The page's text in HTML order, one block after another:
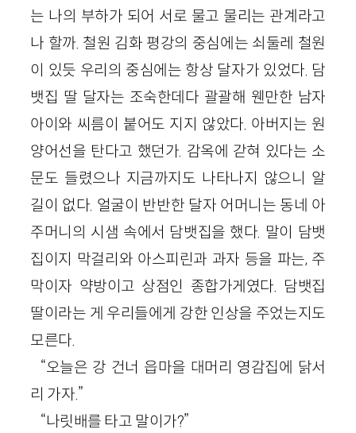
는 나의 부하가 되어 서로 물고 물리는 관계라고
나 할까. 철원 김화 평강의 중심에는 쇠둘레 철원
이 있듯 우리의 중심에는 항상 달자가 있었다. 담
뱃집 딸 달자는 조숙한데다 괄괄해 웬만한 남자
아이와 씨름이 붙어도 지지 않았다. 아버지는 원
양어선을 탄다고 했던가. 감옥에 갇혀 있다는 소
문도 들렸으나 지금까지도 나타나지 않으니 알
길이 없다. 얼굴이 반반한 달자 어머니는 동네 아
주머니의 시샘 속에서 담뱃집을 했다. 말이 담뱃
집이지 막걸리와 아스피린과 과자 등을 파는, 주
막이자 약방이고 상점인 종합가게였다. 담뱃집
딸이라는 게 우리들에게 강한 인상을 주었는지도
모른다.
“오늘은 강 건너 읍마을 대머리 영감집에 닭서
리 가자.”
“나릿배를 타고 말이가?”